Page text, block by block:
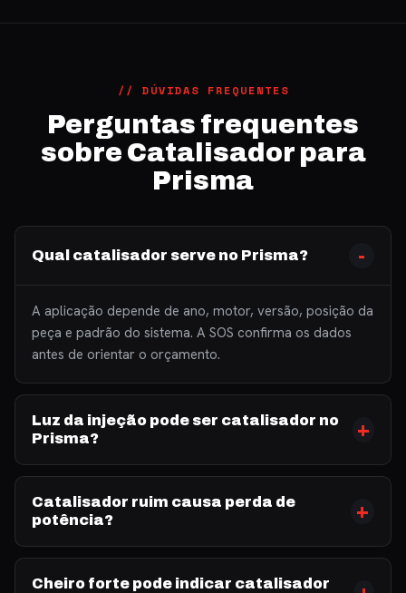
// DÚVIDAS FREQUENTES
Perguntas frequentes
sobre Catalisador para
Prisma
Qual catalisador serve no Prisma?
A aplicação depende de ano, motor, versão, posição da
peça e padrão do sistema. A SOS confirma os dados
antes de orientar o orçamento.
Luz da injeção pode ser catalisador no
Prisma?
Catalisador ruim causa perda de
potência?
Cheiro forte pode indicar catalisador